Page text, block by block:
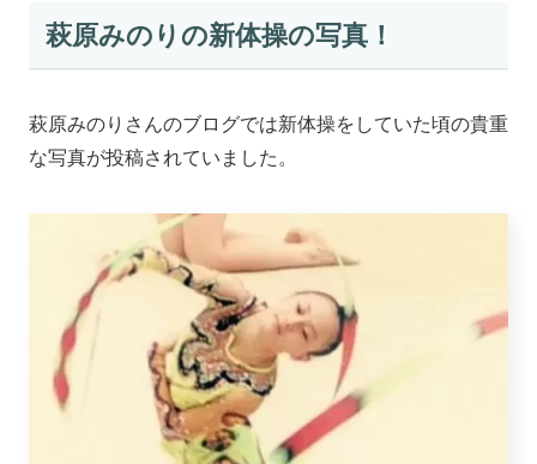
萩原みのりの新体操の写真！
萩原みのりさんのブログでは新体操をしていた頃の貴重
な写真が投稿されていました。